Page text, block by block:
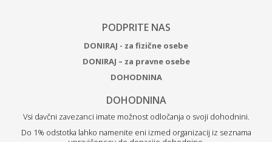
PODPRITE NAS
DONIRAJ - za fizične osebe
DONIRAJ – za pravne osebe
DOHODNINA
DOHODNINA
Vsi davčni zavezanci imate možnost odločanja o svoji dohodnini.
Do 1% odstotka lahko namenite eni izmed organizacij iz seznama